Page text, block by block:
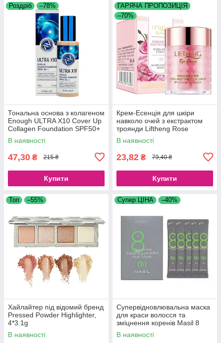
Роздріб –78%
Тональна основа з колагеном
Enough ULTRA X10 Cover Up
Collagen Foundation SPF50+
PA+++ No13 (100 g)
В наявності
47,30 ₴ 215 ₴
Купити
ГАРЯЧА ПРОПОЗИЦІЯ
–70%
Крем-Есенція для шкіри
навколо очей з екстрактом
троянди Liftheng Rose
Moisturizing Eye Cream, 60 г
В наявності
23,82 ₴ 79,40 ₴
Купити
Топ –55%
Хайлайтер під відомий бренд
Pressed Powder Highlighter,
4*3.1g
В наявності
Супер ЦІНА –40%
Супервідновлювальна маска
для краси волосся та
зміцнення коренів Masil 8
Seconds Salon Super Mild
Hair Mask
В наявності